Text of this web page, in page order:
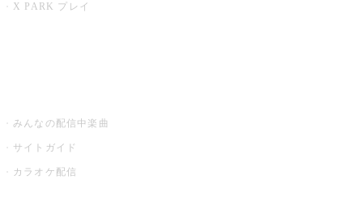
X PARK プレイ
みんなの配信中楽曲
サイトガイド
カラオケ配信